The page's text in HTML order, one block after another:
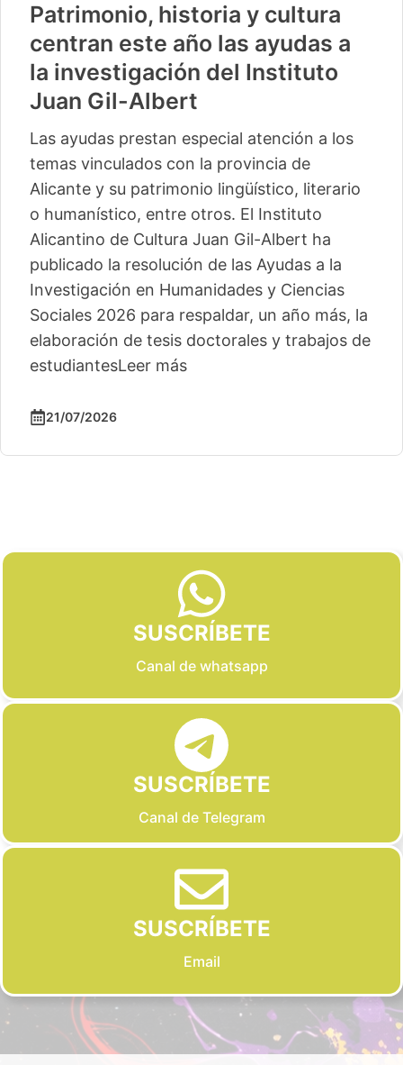
Patrimonio, historia y cultura
centran este año las ayudas a
la investigación del Instituto
Juan Gil-Albert
Las ayudas prestan especial atención a los
temas vinculados con la provincia de
Alicante y su patrimonio lingüístico, literario
o humanístico, entre otros. El Instituto
Alicantino de Cultura Juan Gil-Albert ha
publicado la resolución de las Ayudas a la
Investigación en Humanidades y Ciencias
Sociales 2026 para respaldar, un año más, la
elaboración de tesis doctorales y trabajos de
estudiantesLeer más
21/07/2026
SUSCRÍBETE
Canal de whatsapp
SUSCRÍBETE
Canal de Telegram
SUSCRÍBETE
Email